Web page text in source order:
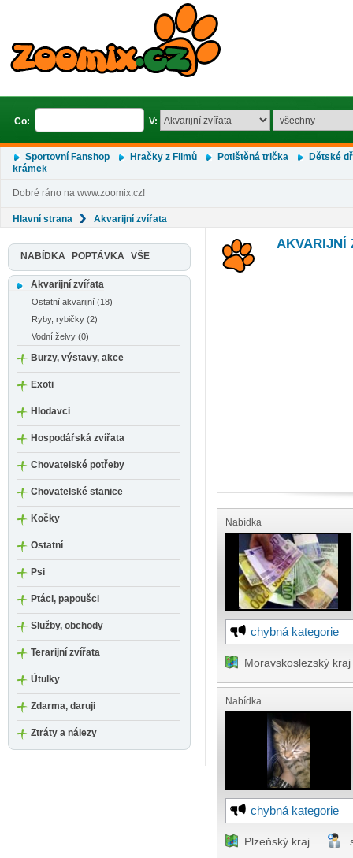
Co: V:
Sportovní Fanshop Hračky z Filmů Potištěná trička
Dětské
krámek
Dobré ráno na www.zoomix.cz!
Hlavní strana Akvarijní zvířata
NABÍDKA POPTÁVKA VŠE
Akvarijní zvířata
Ostatní akvarijní (18)
Ryby, rybičky (2)
Vodní želvy (0)
Burzy, výstavy, akce
Exoti
Hlodavci
Hospodářská zvířata
Chovatelské potřeby
Chovatelské stanice
Kočky
Ostatní
Psi
Ptáci, papoušci
Služby, obchody
Terarijní zvířata
Útulky
Zdarma, daruji
Ztráty a nálezy
AKVARIJNÍ
Nabídka
chybná kategorie
Moravskoslezský kraj
Nabídka
chybná kategorie
Plzeňský kraj